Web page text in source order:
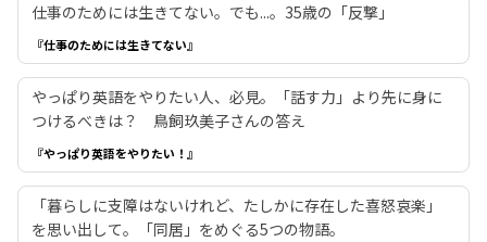
仕事のためには生きてない。でも...。35歳の「反撃」
『仕事のためには生きてない』
やっぱり英語をやりたい人、必見。「話す力」より先に身に
つけるべきは？ 鳥飼玖美子さんの答え
『やっぱり英語をやりたい！』
「暮らしに支障はないけれど、たしかに存在した喜怒哀楽」
を思い出して。「同居」をめぐる5つの物語。